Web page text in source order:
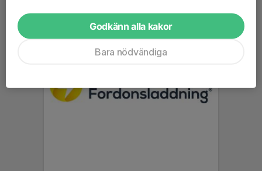
Godkänn alla kakor
Bara nödvändiga